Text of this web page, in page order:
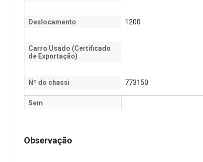
Deslocamento 1200
Carro Usado (Certificado
de Exportação)
Nº do chassi 773150
Sem
Observação